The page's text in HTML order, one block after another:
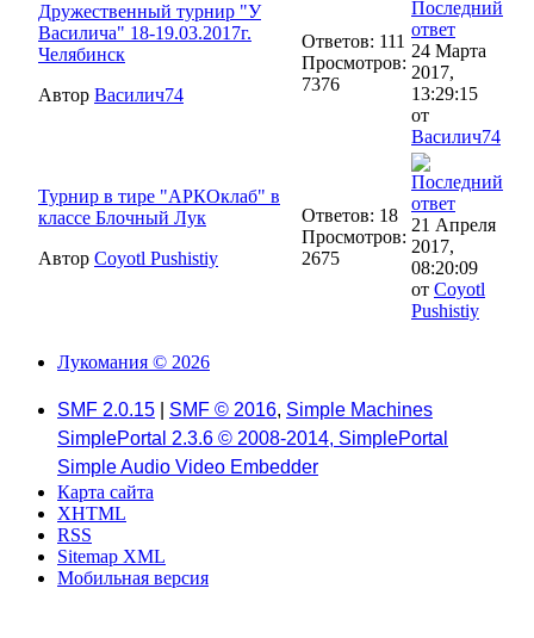
Дружественный турнир "У
Василича" 18-19.03.2017г.
Челябинск
Автор Василич74
Ответов: 111
Просмотров:
7376
24 Марта
2017,
13:29:15
от
Василич74
Турнир в тире "АРКОклаб" в
классе Блочный Лук
Автор Coyotl Pushistiy
Ответов: 18
Просмотров:
2675
21 Апреля
2017,
08:20:09
от Coyotl
Pushistiy
Лукомания © 2026
SMF 2.0.15 SMF © 2016, Simple Machines
SimplePortal 2.3.6 © 2008-2014, SimplePortal
Simple Audio Video Embedder
Карта сайта
XHTML
RSS
Sitemap XML
Мобильная версия